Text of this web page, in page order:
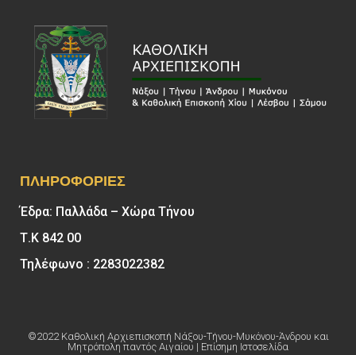
ΠΛΗΡΟΦΟΡΊΕΣ
Έδρα: Παλλάδα – Χώρα Τήνου
Τ.Κ 842 00
Τηλέφωνο : 2283022382
©2022 Καθολική Αρχιεπισκοπή Νάξου-Τήνου-Μυκόνου-Άνδρου και
Μητρόπολη παντός Αιγαίου | Επίσημη Ιστοσελίδα